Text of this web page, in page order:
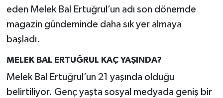
eden Melek Bal Ertuğrul’un adı son dönemde
magazin gündeminde daha sık yer almaya
başladı.
MELEK BAL ERTUĞRUL KAÇ YAŞINDA?
Melek Bal Ertuğrul’un 21 yaşında olduğu
belirtiliyor. Genç yaşta sosyal medyada geniş bir